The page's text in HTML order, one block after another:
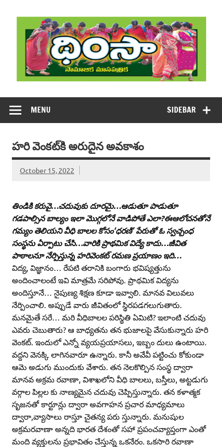
content
DHIMSA
SIDEBAR
MENU
హరి వెంకట్‌కి అరుదైన అవకాశం
October 15, 2022
తిండికి కరువై…చదువుకు దూరమై…ఆడుతూ పాడుతూ
గడపాల్సిన బాల్యం ఇలా మొగ్గలోనే వాడిపోతే ఎలా?ఈఆలోచనతోనే
గమ్యం తెలియని వీధి బాలల కోసం‘ధరణి’ పేరుతో ఓ స్వచ్చంధ
సంస్థను ఏర్పాటు చేసి…వారికి ప్రాథమిక విద్యే కాదు…జీవిత
పాఠాలనూ నేర్పిస్తున్న హరివెంకట్‌ రమణ ప్రయాణం ఇది…
విద్య, విజ్ఞానం… రేపటి తరానికి బంగారు భవిష్యత్తును
అందించాలంటే ఇవి మాత్రమే సరిపోవు. ప్రాథమిక విద్యను
అందిస్తూనే… నైపుణ్య శిక్షణ కూడా ఇవ్వాలి. మానవ విలువలు
నేర్పించాలి. అప్పుడే వారు జీవితంలో స్థిరపడగలుగుతారు.
మనమైతే సరే… మరి వీధిబాలల పరిస్థితి ఏమిటి? ఇలాంటి చదువు
ఎవరు చెబుతారు? ఆ బాధ్యతను తన భుజాలపై వేసుకున్నారు హరి
వెంకట్‌. ఇందులో ఎన్నో వ్యయప్రయాసలు, ఇబ్బం దులు ఉంటాయి.
వద్దని వెనక్కి లాగినవారూ ఉన్నారు. కానీ అవేవీ పట్టించు కోకుండా
ఆమె అడుగు ముందుకు వేశారు. తన నెలకొల్పిన సంస్థ ద్వారా
మానవ అక్రమ రవాణా, విశాఖలోని వీధి బాలలు, బస్తీలు, అట్టడుగు
వర్గాల పిల్లల కు నాణ్యమైన చదువు చెప్పిస్తున్నారు. తన కళాత్మక
సృజనతో కార్టూన్లు ద్వారా అవగాహన ప్రచార మాధ్యమాలు
ద్వారా,వ్యాసాలు రాస్తూ చైతన్య పరు స్తున్నారు. మనుషుల
అక్రమరవాణా అన్నది భారత దేశంతో సహా ప్రపంచవ్యాప్తంగా ఎంతో
మంది వ్యక్తులను ప్రభావితం చేస్తున్న ఒకనేరం. ఒకసారి రవాణా